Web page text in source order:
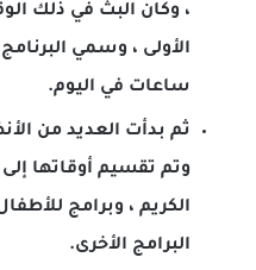
، وكان البث في ذلك
الأولى ، وسمي
ساعات في اليوم.
ثم بدأت العديد من
وتم تقسيم أوقاتها إلى
الكريم ، وبرامج
البرامج الأخرى.